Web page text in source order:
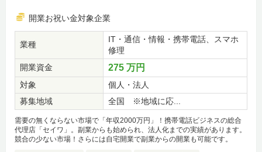
開業お祝い金対象企業
業種
IT・通信・情報・携帯電話、スマホ
修理
開業資金
275 万円
対象
個人・法人
募集地域
全国 ※地域に応...
需要の無くならない市場で「年収2000万円」！携帯電話ビジネスの総合
代理店「セイワ」。副業からも始められ、法人化までの実績があります。
競合の少ない市場！さらには自宅開業で副業からの開業も可能です。